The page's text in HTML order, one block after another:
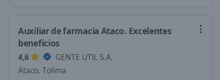
Auxiliar de farmacia Ataco. Excelentes
beneficios
4,6
GENTE UTIL S.A.
Ataco, Tolima